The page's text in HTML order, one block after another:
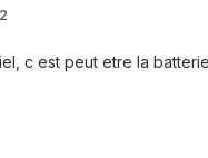
c est peut etre la